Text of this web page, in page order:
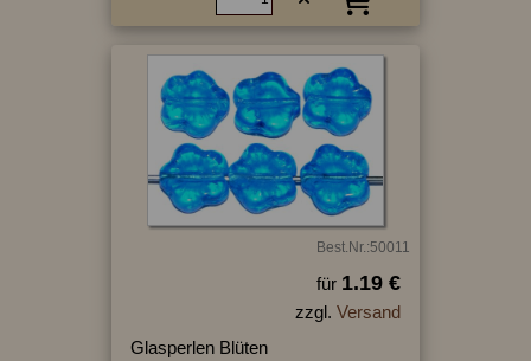
Best.Nr.:50011
für 1.19 €
zzgl. Versand
Glasperlen Blüten